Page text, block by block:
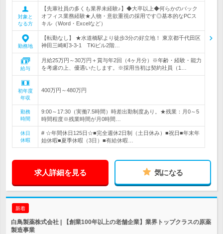
対象と
なる方
【先輩社員の多くも業界未経験♪】◆大卒以上◆何らかのバック
オフィス業務経験★人物・意欲重視の採用です◎基本的なPCス
キル（Word・Excelなど）
勤務地
【転勤なし】 ★水道橋駅より徒歩3分の好立地！ 東京都千代田区
神田三崎町3-3-1 TKiビル2階…
給与
月給25万円～30万円＋賞与年2回（4ヶ月分）※年齢・経験・能力
を考慮の上、優遇いたします。※採用当初は契約社員（1…
初年度
年収
400万円～480万円
勤務
時間
9:00～17:30（実働7.5時間）時差出勤制度あり。★残業：月0～5
時間程度※残業時間が月0時間…
休日
休暇
# ☆年間休日125日☆■完全週休2日制（土日休み）■祝日■年末年
始休暇■夏季休暇（3日）■有給休暇…
求人詳細を見る 気になる
新着
白鳥製薬株式会社 | 【創業100年以上の老舗企業】業界トップクラスの原薬
製造事業